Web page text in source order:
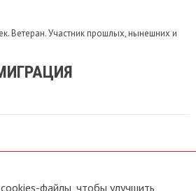
Ветеран. Участник прошлых, нынешних и
Прямая связь с
файлы, чтобы улучшить